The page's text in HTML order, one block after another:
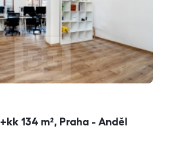
134 m², Praha - Anděl